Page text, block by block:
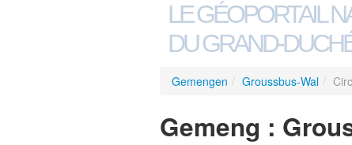
LE GÉOPORTAIL
DU GRAND-
Gemengen / Groussbus-Wal /
Gemeng :